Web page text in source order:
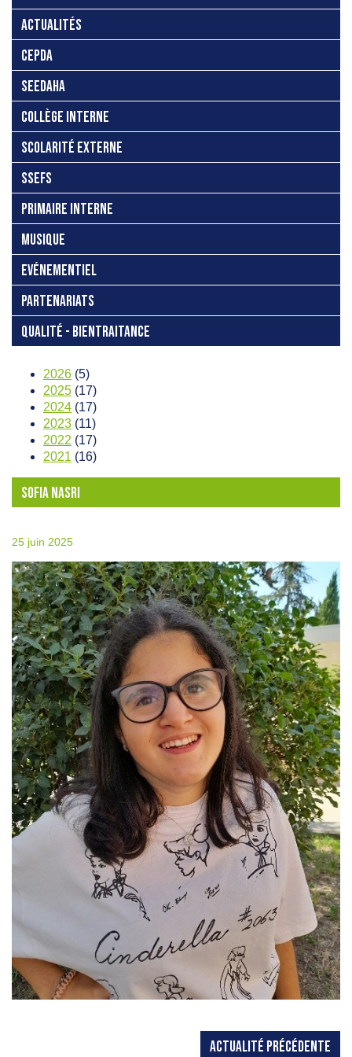
ACTUALITÉS
CEPDA
SEEDAHA
COLLÈGE INTERNE
SCOLARITÉ EXTERNE
SSEFS
PRIMAIRE INTERNE
MUSIQUE
EVÉNEMENTIEL
PARTENARIATS
QUALITÉ - BIENTRAITANCE
2026 (5)
2025 (17)
2024 (17)
2023 (11)
2022 (17)
2021 (16)
SOFIA NASRI
25 juin 2025
ACTUALITÉ PRÉCÉDENTE